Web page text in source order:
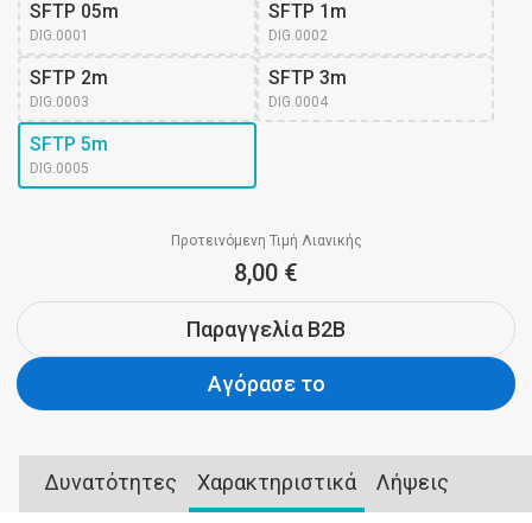
SFTP 05m
DIG.0001
SFTP 1m
DIG.0002
SFTP 2m
DIG.0003
SFTP 3m
DIG.0004
SFTP 5m
DIG.0005
Προτεινόμενη Τιμή Λιανικής
8,00 €
Παραγγελία B2B
Αγόρασε το
Δυνατότητες Χαρακτηριστικά Λήψεις